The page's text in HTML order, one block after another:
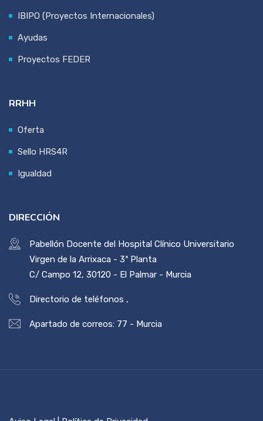
IBIPO (Proyectos Internacionales)
Ayudas
Proyectos FEDER
RRHH
Oferta
Sello HRS4R
Igualdad
DIRECCIÓN
Pabellón Docente del Hospital Clínico Universitario
Virgen de la Arrixaca - 3ª Planta
C/ Campo 12, 30120 - El Palmar - Murcia
Directorio de teléfonos ,
Apartado de correos: 77 - Murcia